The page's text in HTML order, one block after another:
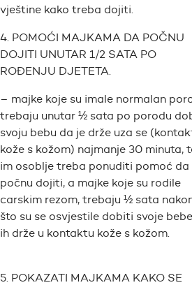
vještine kako treba dojiti.
4. POMOĆI MAJKAMA DA POČNU
DOJITI UNUTAR 1/2 SATA PO
ROĐENJU DJETETA.
– majke koje su imale normalan
trebaju unutar ½ sata po porodu
svoju bebu da je drže uza se
kože s kožom) najmanje 30 minuta,
im osoblje treba ponuditi pomoć da
počnu dojiti, a majke koje su rodile
carskim rezom, trebaju ½ sata
što su se osvjestile dobiti svoje
ih drže u kontaktu kože s kožom.
5. POKAZATI MAJKAMA KAKO SE